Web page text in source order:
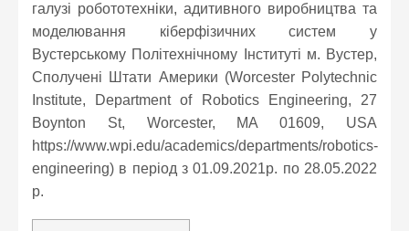
галузі робототехніки, адитивного виробництва та
моделювання кіберфізичних систем у
Вустерському Політехнічному Інституті м. Вустер,
Сполучені Штати Америки (Worcester Polytechnic
Institute, Department of Robotics Engineering, 27
Boynton St, Worcester, MA 01609, USA
https://www.wpi.edu/academics/departments/robotics-
engineering) в період з 01.09.2021р. по 28.05.2022
р.